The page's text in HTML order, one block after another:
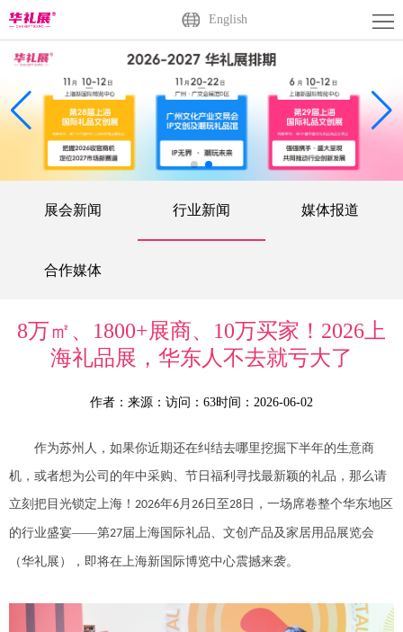
English
首
页
关
于
会
展
中
众
活
展会新闻 行业新闻 媒体报道
合作媒体
8万㎡、1800+展商、10万买家！2026上
海礼品展，华东人不去就亏大了
作者： 来源： 访问：63时间：2026-06-02
作为苏州人，如果你近期还在纠结去哪里挖掘下半年的生意商
机，或者想为公司的年中采购、节日福利寻找最新颖的礼品，那么请
立刻把目光锁定上海！ 2026年6月 26 日至28 日，一场席卷整个华东地区
的行业盛宴——第27届上海国际礼品、文创产品及家居用品展览会
（华礼展），即将在上海新国际博览中心震撼来袭。